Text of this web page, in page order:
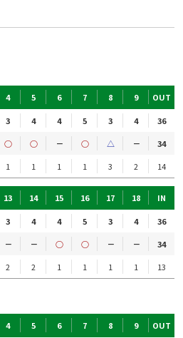
4 5 6 7 8 9 OUT
3 4 4 5 3 4
36
○ ○ － ○ △ －
34
1 1 1 1 3 2 14
13 14 15 16 17 18 IN
3 4 4 5 3 4
36
－ － ○ ○ － －
34
2 2 1 1 1 1 13
4 5 6 7 8 9 OUT